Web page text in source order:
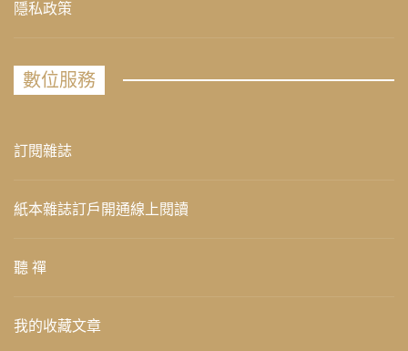
隱私政策
數位服務
訂閱雜誌
紙本雜誌訂戶開通線上閱讀
聽 禪
我的收藏文章